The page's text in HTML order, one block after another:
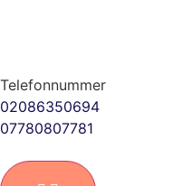
Telefonnummer
02086350694
07780807781